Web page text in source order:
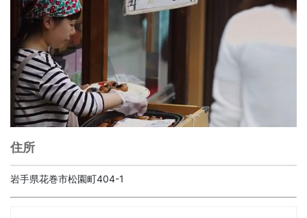
住所
岩手県花巻市松園町404-1